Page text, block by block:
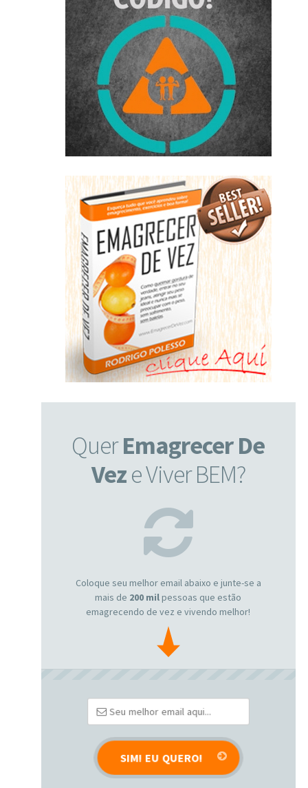
QuerEmagrecer De
Veze Viver BEM?
Coloque seu melhor email abaixo e junte-se a
mais de 200 mil pessoas que estão
emagrecendo de vez e vivendo melhor!